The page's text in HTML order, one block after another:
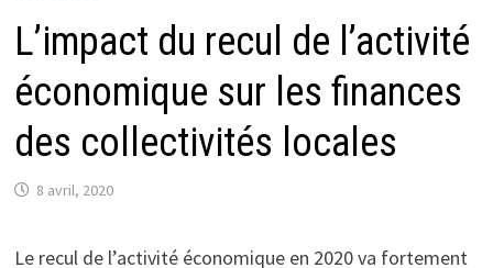
L’impact du recul de l’activité
économique sur les finances
des collectivités locales
8 avril, 2020
Le recul de l’activité économique en 2020 va fortement